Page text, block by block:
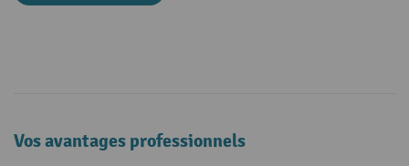
Vos avantages professionnels